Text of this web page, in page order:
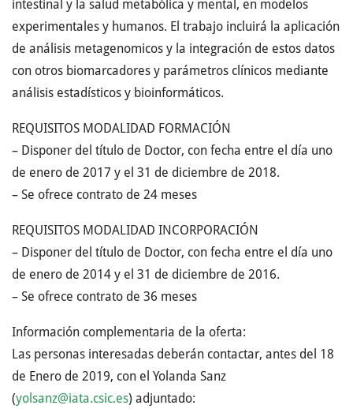
intestinal y la salud metabólica y mental, en modelos
experimentales y humanos. El trabajo incluirá la aplicación
de análisis metagenomicos y la integración de estos datos
con otros biomarcadores y parámetros clínicos mediante
análisis estadísticos y bioinformáticos.
REQUISITOS MODALIDAD FORMACIÓN
– Disponer del título de Doctor, con fecha entre el día uno
de enero de 2017 y el 31 de diciembre de 2018.
– Se ofrece contrato de 24 meses
REQUISITOS MODALIDAD INCORPORACIÓN
– Disponer del título de Doctor, con fecha entre el día uno
de enero de 2014 y el 31 de diciembre de 2016.
– Se ofrece contrato de 36 meses
Información complementaria de la oferta:
Las personas interesadas deberán contactar, antes del 18
de Enero de 2019, con el Yolanda Sanz
(yolsanz@iata.csic.es) adjuntado: